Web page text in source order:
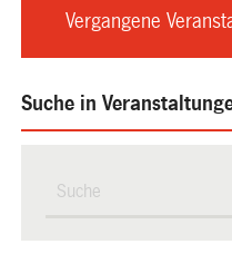
Vergangene
Suche in